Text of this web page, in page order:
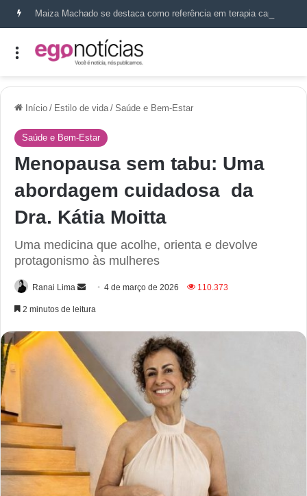
Início / Estilo de vida / Saúde e Bem-Estar
Saúde e Bem-Estar
Menopausa sem tabu: Uma
abordagem cuidadosa da
Dra. Kátia Moitta
Uma medicina que acolhe, orienta e devolve
protagonismo às mulheres
Ranai Lima 4 de março de 2026 110.373
2 minutos de leitura